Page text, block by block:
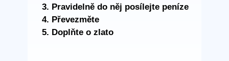
Pravidelně do něj posílejte peníze
Převezměte
Doplňte o zlato